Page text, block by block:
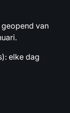
van
elke dag